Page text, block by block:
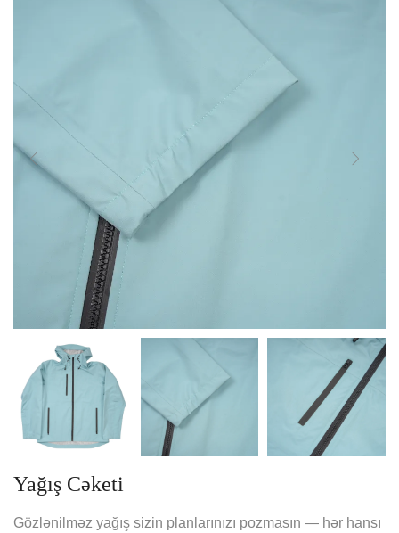
Yağış Cəketi
Gözlənilməz yağış sizin planlarınızı pozmasın — hər hansı